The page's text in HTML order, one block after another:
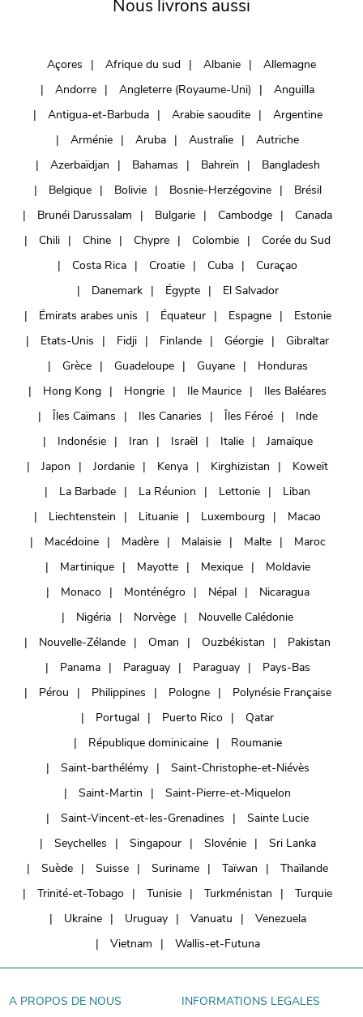
Nous livrons aussi
Açores Afrique du sud Albanie
Allemagne
Andorre
Angleterre (Royaume-Uni)
Anguilla
Antigua-et-Barbuda
Arabie saoudite
Argentine
Arménie
Aruba Australie
Autriche
Azerbaïdjan
Bahamas Bahreïn
Bangladesh
Belgique
Bolivie Bosnie-Herzégovine
Brésil
Brunéi Darussalam
Bulgarie Cambodge
Canada
Chili
Chine Chypre Colombie
Corée du Sud
Costa Rica
Croatie Cuba
Curaçao
Danemark
Égypte
El Salvador
Émirats arabes unis
Équateur Espagne
Estonie
Etats-Unis
Fidji Finlande Géorgie
Gibraltar
Grèce
Guadeloupe Guyane
Honduras
Hong Kong
Hongrie Ile Maurice
Iles Baléares
Îles Caïmans
Iles Canaries Îles Féroé
Inde
Indonésie
Iran Israël Italie
Jamaïque
Japon
Jordanie Kenya Kirghizistan
Koweït
La Barbade
La Réunion Lettonie
Liban
Liechtenstein
Lituanie Luxembourg
Macao
Macédoine
Madère Malaisie Malte
Maroc
Martinique
Mayotte Mexique
Moldavie
Monaco
Monténégro Népal
Nicaragua
Nigéria
Norvège
Nouvelle Calédonie
Nouvelle-Zélande
Oman Ouzbékistan
Pakistan
Panama
Paraguay Paraguay
Pays-Bas
Pérou
Philippines Pologne
Polynésie Française
Portugal
Puerto Rico
Qatar
République dominicaine
Roumanie
Saint-barthélémy
Saint-Christophe-et-Niévès
Saint-Martin
Saint-Pierre-et-Miquelon
Saint-Vincent-et-les-Grenadines
Sainte Lucie
Seychelles
Singapour Slovénie
Sri Lanka
Suède
Suisse Suriname Taïwan
Thaïlande
Trinité-et-Tobago
Tunisie Turkménistan
Turquie
Ukraine
Uruguay Vanuatu
Venezuela
Vietnam
Wallis-et-Futuna
A PROPOS DE NOUS
INFORMATIONS LEGALES